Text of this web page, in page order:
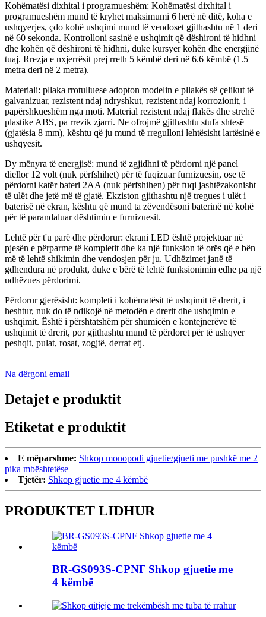
Kohëmatësi dixhital i programueshëm: Kohëmatësi dixhital i
programueshëm mund të kryhet maksimumi 6 herë në ditë, koha e
ushqyerjes, çdo kohë ushqimi mund të vendoset gjithashtu në 1 deri
në 60 sekonda. Kontrolloni sasinë e ushqimit që dëshironi të hidhni
dhe kohën që dëshironi të hidhni, duke kursyer kohën dhe energjinë
tuaj. Rrezja e nxjerrësit prej rreth 5 këmbë deri në 6.6 këmbë (1.5
metra deri në 2 metra).
Materiali: pllaka rrotulluese adopton modelin e pllakës së çelikut të
galvanizuar, rezistent ndaj ndryshkut, rezistent ndaj korrozionit, i
papërshkueshëm nga moti. Material rezistent ndaj flakës dhe strehë
plastike ABS, pa rrezik zjarri. Ne ofrojmë gjithashtu stufa shtesë
(gjatësia 8 mm), kështu që ju mund të rregulloni lehtësisht lartësinë e
ushqyesit.
Dy mënyra të energjisë: mund të zgjidhni të përdorni një panel
diellor 12 volt (nuk përfshihet) për të fuqizuar furnizuesin, ose të
përdorni katër bateri 2AA (nuk përfshihen) për fuqi jashtëzakonisht
të ulët dhe jetë më të gjatë. Ekziston gjithashtu një tregues i ulët i
baterisë në ekran, kështu që mund ta zëvendësoni baterinë në kohë
për të parandaluar dështimin e furnizuesit.
Lehtë për t'u parë dhe përdorur: ekrani LED është projektuar në
pjesën e përparme të kompletit dhe ka një funksion të orës që e bën
më të lehtë shikimin dhe vendosjen për ju. Udhëzimet janë të
gdhendura në produkt, duke e bërë të lehtë funksionimin edhe pa një
udhëzues përdorimi.
Përdorur gjerësisht: kompleti i kohëmatësit të ushqimit të drerit, i
heshtur, nuk do të ndikojë në metodën e drerit dhe ushqimin e
ushqimit. Është i përshtatshëm për shumicën e kontejnerëve të
ushqimit të drerit, por gjithashtu mund të përdoret për të ushqyer
peshqit, pulat, rosat, zogjtë, derrat etj.
Na dërgoni email
Detajet e produktit
Etiketat e produktit
E mëparshme: Shkop monopodi gjuetie/gjueti me pushkë me 2
pika mbështetëse
Tjetër: Shkop gjuetie me 4 këmbë
PRODUKTET LIDHUR
BR-GS093S-CPNF Shkop gjuetie me
4 këmbë